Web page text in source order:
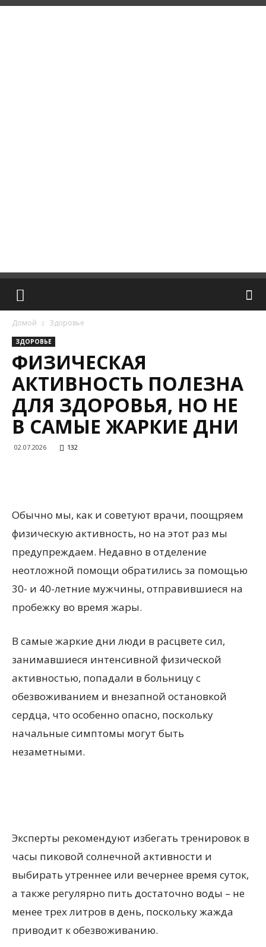
Домой Здоровье
ЗДОРОВЬЕ
ФИЗИЧЕСКАЯ
АКТИВНОСТЬ ПОЛЕЗНА
ДЛЯ ЗДОРОВЬЯ, НО НЕ
В САМЫЕ ЖАРКИЕ ДНИ
02.07.2026 132
Обычно мы, как и советуют врачи, поощряем
физическую активность, но на этот раз мы
предупреждаем. Недавно в отделение
неотложной помощи обратились за помощью
30- и 40-летние мужчины, отправившиеся на
пробежку во время жары.
В самые жаркие дни люди в расцвете сил,
занимавшиеся интенсивной физической
активностью, попадали в больницу с
обезвоживанием и внезапной остановкой
сердца, что особенно опасно, поскольку
начальные симптомы могут быть
незаметными.
Эксперты рекомендуют избегать тренировок в
часы пиковой солнечной активности и
выбирать утреннее или вечернее время суток,
а также регулярно пить достаточно воды – не
менее трех литров в день, поскольку жажда
приводит к обезвоживанию.